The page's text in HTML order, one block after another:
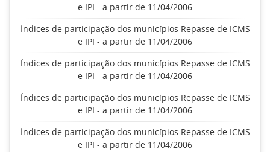
e IPI - a partir de 11/04/2006
Índices de participação dos municípios Repasse de ICMS
e IPI - a partir de 11/04/2006
Índices de participação dos municípios Repasse de ICMS
e IPI - a partir de 11/04/2006
Índices de participação dos municípios Repasse de ICMS
e IPI - a partir de 11/04/2006
Índices de participação dos municípios Repasse de ICMS
e IPI - a partir de 11/04/2006